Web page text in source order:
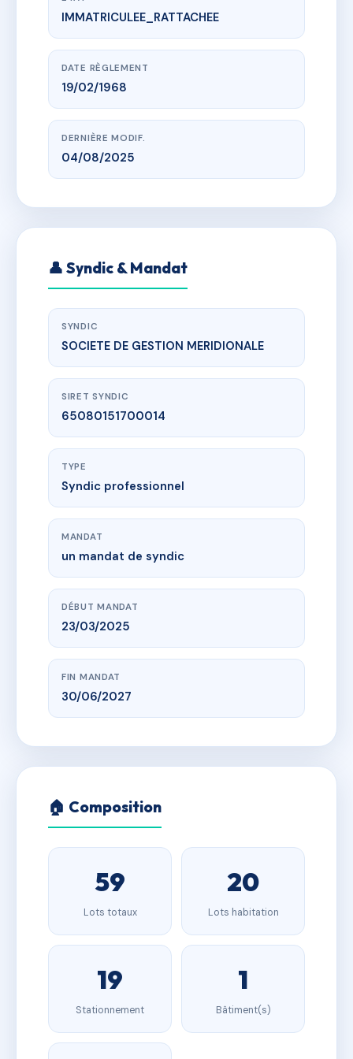
www.vme.plus/AC6569750
VICTOR DEQUE
6 rue Victor Déqué 31400 TOULOUSE
IMMATRICULEE_RATTACHEE
DATE RÈGLEMENT
19/02/1968
DERNIÈRE MODIF.
04/08/2025
👤 Syndic & Mandat
SYNDIC
SOCIETE DE GESTION MERIDIONALE
SIRET SYNDIC
65080151700014
TYPE
Syndic professionnel
MANDAT
un mandat de syndic
DÉBUT MANDAT
23/03/2025
FIN MANDAT
30/06/2027
🏠 Composition
59
Lots totaux
20
Lots habitation
19
Stationnement
1
Bâtiment(s)